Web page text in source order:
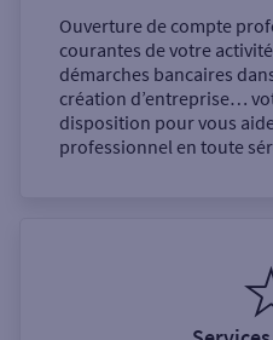
Ouverture de compte
courantes de votre
démarches bancaires
création d’entreprise…
disposition pour vous
professionnel en toute